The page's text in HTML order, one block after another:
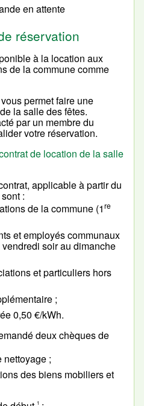
en attente
réservation
à la location aux
de la commune comme
permet faire une
la salle des fêtes.
par un membre du
votre réservation.
de location de la salle
applicable à partir du
:
de la commune (1re
et employés communaux
soir au dimanche
et particuliers hors
;
0,50 €/kWh.
deux chèques de
nettoyage ;
des biens mobiliers et
1